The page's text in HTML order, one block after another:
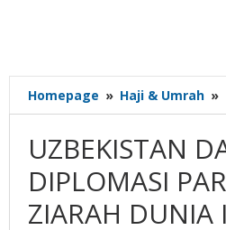
Homepage » Haji & Umrah »
UZBEKISTAN
DIPLOMASI
ZIARAH DUNIA